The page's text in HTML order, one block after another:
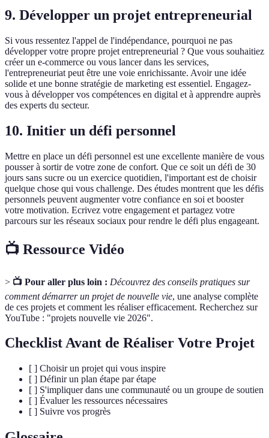
9. Développer un projet entrepreneurial
Si vous ressentez l'appel de l'indépendance, pourquoi ne pas
développer votre propre projet entrepreneurial ? Que vous souhaitiez
créer un e-commerce ou vous lancer dans les services,
l'entrepreneuriat peut être une voie enrichissante. Avoir une idée
solide et une bonne stratégie de marketing est essentiel. Engagez-
vous à développer vos compétences en digital et à apprendre auprès
des experts du secteur.
10. Initier un défi personnel
Mettre en place un défi personnel est une excellente manière de vous
pousser à sortir de votre zone de confort. Que ce soit un défi de 30
jours sans sucre ou un exercice quotidien, l'important est de choisir
quelque chose qui vous challenge. Des études montrent que les défis
personnels peuvent augmenter votre confiance en soi et booster
votre motivation. Ecrivez votre engagement et partagez votre
parcours sur les réseaux sociaux pour rendre le défi plus engageant.
📺 Ressource Vidéo
> 📺 Pour aller plus loin : Découvrez des conseils pratiques sur
comment démarrer un projet de nouvelle vie, une analyse complète
de ces projets et comment les réaliser efficacement. Recherchez sur
YouTube : "projets nouvelle vie 2026".
Checklist Avant de Réaliser Votre Projet
[ ] Choisir un projet qui vous inspire
[ ] Définir un plan étape par étape
[ ] S'impliquer dans une communauté ou un groupe de soutien
[ ] Évaluer les ressources nécessaires
[ ] Suivre vos progrès